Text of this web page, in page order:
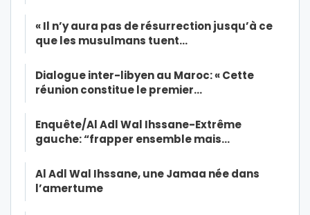
« Il n’y aura pas de résurrection jusqu’à ce
que les musulmans tuent…
Dialogue inter-libyen au Maroc: « Cette
réunion constitue le premier…
Enquête/Al Adl Wal Ihssane-Extrême
gauche: “frapper ensemble mais…
Al Adl Wal Ihssane, une Jamaa née dans
l’amertume